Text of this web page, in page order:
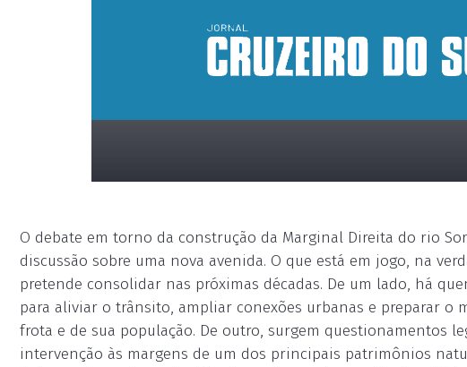
placeholder
O debate em torno da construção da Marginal Direita do rio
discussão sobre uma nova avenida. O que está em jogo, na
pretende consolidar nas próximas décadas. De um lado, há
para aliviar o trânsito, ampliar conexões urbanas e preparar o
frota e de sua população. De outro, surgem questionamentos
intervenção às margens de um dos principais patrimônios